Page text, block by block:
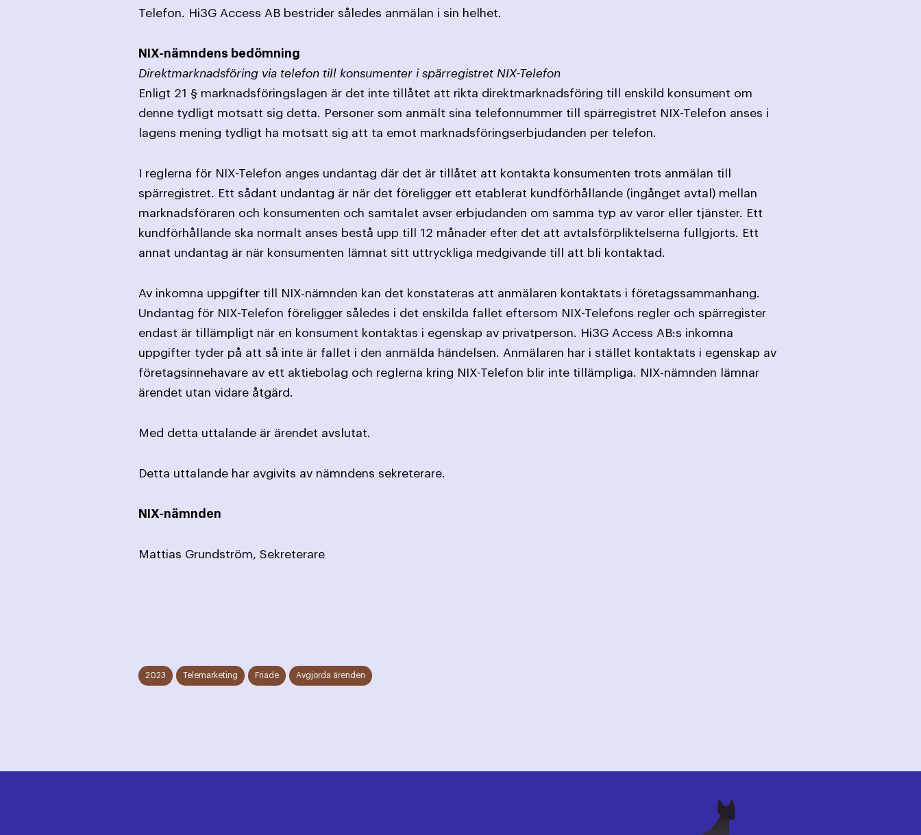
Telefon. Hi3G Access AB bestrider således anmälan i sin helhet.
NIX-nämndens bedömning
Direktmarknadsföring via telefon till konsumenter i spärregistret NIX-Telefon
Enligt 21 § marknadsföringslagen är det inte tillåtet att rikta direktmarknadsföring till enskild konsument om
denne tydligt motsatt sig detta. Personer som anmält sina telefonnummer till spärregistret NIX-Telefon anses i
lagens mening tydligt ha motsatt sig att ta emot marknadsföringserbjudanden per telefon.
I reglerna för NIX-Telefon anges undantag där det är tillåtet att kontakta konsumenten trots anmälan till
spärregistret. Ett sådant undantag är när det föreligger ett etablerat kundförhållande (ingånget avtal) mellan
marknadsföraren och konsumenten och samtalet avser erbjudanden om samma typ av varor eller tjänster. Ett
kundförhållande ska normalt anses bestå upp till 12 månader efter det att avtalsförpliktelserna fullgjorts. Ett
annat undantag är när konsumenten lämnat sitt uttryckliga medgivande till att bli kontaktad.
Av inkomna uppgifter till NIX-nämnden kan det konstateras att anmälaren kontaktats i företagssammanhang.
Undantag för NIX-Telefon föreligger således i det enskilda fallet eftersom NIX-Telefons regler och spärregister
endast är tillämpligt när en konsument kontaktas i egenskap av privatperson. Hi3G Access AB:s inkomna
uppgifter tyder på att så inte är fallet i den anmälda händelsen. Anmälaren har i stället kontaktats i egenskap av
företagsinnehavare av ett aktiebolag och reglerna kring NIX-Telefon blir inte tillämpliga. NIX-nämnden lämnar
ärendet utan vidare åtgärd.
Med detta uttalande är ärendet avslutat.
Detta uttalande har avgivits av nämndens sekreterare.
NIX-nämnden
Mattias Grundström, Sekreterare
2023 Telemarketing Friade Avgjorda ärenden